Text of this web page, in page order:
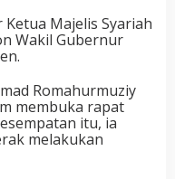
Majelis Syariah
Wakil Gubernur
Romahurmuziy
membuka rapat
itu, ia
melakukan